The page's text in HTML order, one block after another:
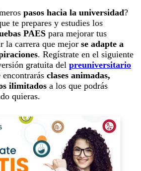
pasos hacia la universidad?
te prepares y estudies los
PAES para mejorar tus
la carrera que mejor se adapte a
. Regístrate en el siguiente
gratuita del preuniversitario
encontrarás clases animadas,
ilimitados a los que podrás
quieras.